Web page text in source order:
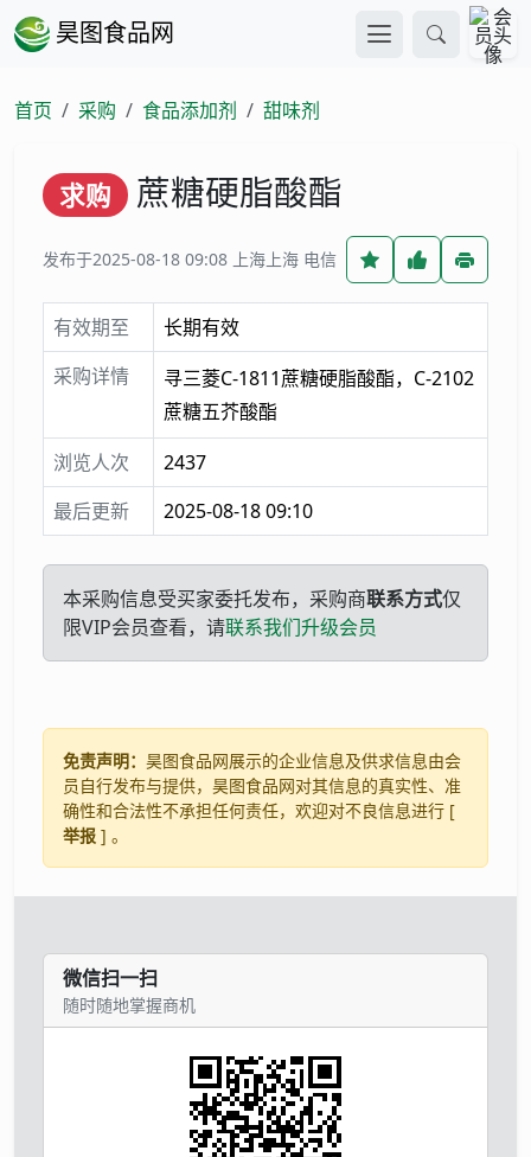
昊图食品网
首页 采购 食品添加剂 甜味剂
求购 蔗糖硬脂酸酯
发布于2025-08-18 09:08 上海上海 电信
有效期至
长期有效
采购详情
寻三菱C-1811蔗糖硬脂酸酯，C-2102
蔗糖五芥酸酯
浏览人次
2437
最后更新
2025-08-18 09:10
本采购信息受买家委托发布，采购商联系方式仅
限VIP会员查看，请联系我们升级会员
免责声明： 昊图食品网展示的企业信息及供求信息由会
员自行发布与提供，昊图食品网对其信息的真实性、准
确性和合法性不承担任何责任，欢迎对不良信息进行 [
举报 ] 。
微信扫一扫
随时随地掌握商机